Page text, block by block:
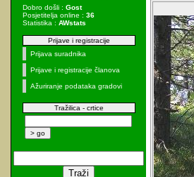
Dobro došli : Gost
Posjetitelja online : 36
Statistika : AWstats
Prijave i registracije
Prijava suradnika
Prijave i registracije članova
Ažuriranje podataka gradovi
Tražilica - crtice